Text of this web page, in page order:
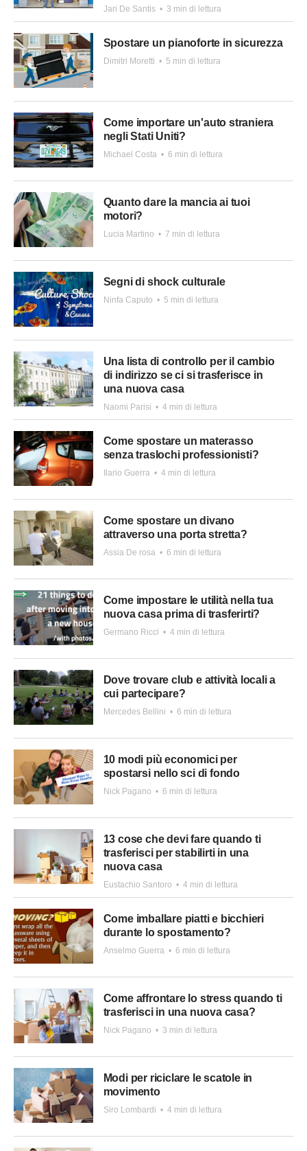
Jari De Santis • 3 min di lettura
Spostare un pianoforte in sicurezza
Dimitri Moretti • 5 min di lettura
Come importare un'auto straniera
negli Stati Uniti?
Michael Costa • 6 min di lettura
Quanto dare la mancia ai tuoi
motori?
Lucia Martino • 7 min di lettura
Segni di shock culturale
Ninfa Caputo • 5 min di lettura
Una lista di controllo per il cambio
di indirizzo se ci si trasferisce in
una nuova casa
Naomi Parisi • 4 min di lettura
Come spostare un materasso
senza traslochi professionisti?
Ilario Guerra • 4 min di lettura
Come spostare un divano
attraverso una porta stretta?
Assia De rosa • 6 min di lettura
Come impostare le utilità nella tua
nuova casa prima di trasferirti?
Germano Ricci • 4 min di lettura
Dove trovare club e attività locali a
cui partecipare?
Mercedes Bellini • 6 min di lettura
10 modi più economici per
spostarsi nello sci di fondo
Nick Pagano • 6 min di lettura
13 cose che devi fare quando ti
trasferisci per stabilirti in una
nuova casa
Eustachio Santoro • 4 min di lettura
Come imballare piatti e bicchieri
durante lo spostamento?
Anselmo Guerra • 6 min di lettura
Come affrontare lo stress quando ti
trasferisci in una nuova casa?
Nick Pagano • 3 min di lettura
Modi per riciclare le scatole in
movimento
Siro Lombardi • 4 min di lettura